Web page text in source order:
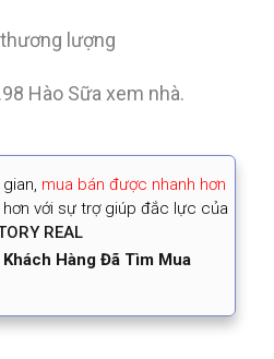
lượng
Hào Sữa xem nhà.
, mua bán được nhanh hơn
với sự trợ giúp đắc lực của
REAL
Hàng Đã Tìm Mua